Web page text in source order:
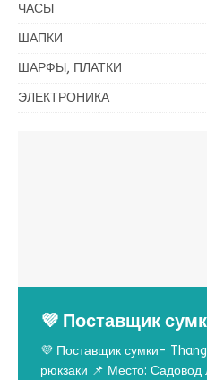
ЧАСЫ
ШАПКИ
ШАРФЫ, ПЛАТКИ
ЭЛЕКТРОНИКА
💜 Поставщик
💜 Поставщик сумки-
рюкзаки 📌 Место: Садовод